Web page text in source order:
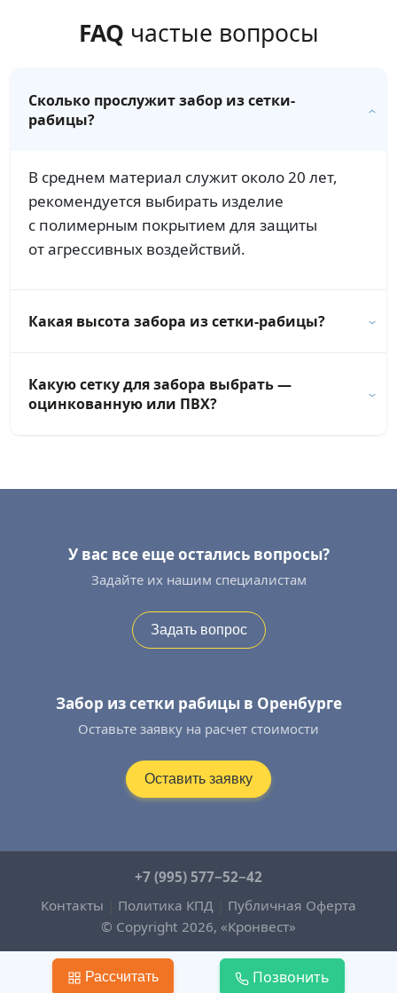
FAQ частые вопросы
Сколько прослужит забор из сетки-
рабицы?
В среднем материал служит около 20 лет,
рекомендуется выбирать изделие
с полимерным покрытием для защиты
от агрессивных воздействий.
Какая высота забора из сетки-рабицы?
Какую сетку для забора выбрать —
оцинкованную или ПВХ?
У вас все еще остались вопросы?
Задайте их нашим специалистам
Задать вопрос
Забор из сетки рабицы в Оренбурге
Оставьте заявку на расчет стоимости
Оставить заявку
© Copyright 2026, «Кронвест»
+7 (995) 577−52−42
Контакты
Политика КПД Публичная Оферта
Рассчитать Позвонить